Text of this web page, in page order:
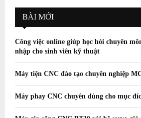
BÀI MỚI
Công việc online giúp học hỏi chuyên
nhập cho sinh viên kỹ thuật
Máy tiện CNC đào tạo chuyên nghiệp
Máy phay CNC chuyên dùng cho mục